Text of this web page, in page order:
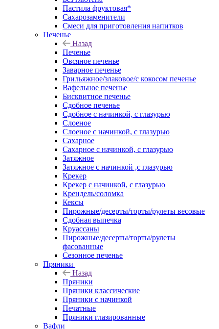
Пастила фруктовая*
Сахарозаменители
Смеси для приготовления напитков
Печенье
Назад
Печенье
Овсяное печенье
Заварное печенье
Грильяжное/злаковое/с кокосом печенье
Вафельное печенье
Бисквитное печенье
Сдобное печенье
Сдобное с начинкой, с глазурью
Слоеное
Слоеное с начинкой, с глазурью
Сахарное
Сахарное с начинкой, с глазурью
Затяжное
Затяжное с начинкой ,с глазурью
Крекер
Крекер с начинкой, с глазурью
Крендель/соломка
Кексы
Пирожные/десерты/торты/рулеты весовые
Сдобная выпечка
Круассаны
Пирожные/десерты/торты/рулеты
фасованные
Сезонное печенье
Пряники
Назад
Пряники
Пряники классические
Пряники с начинкой
Печатные
Пряники глазированные
Вафли